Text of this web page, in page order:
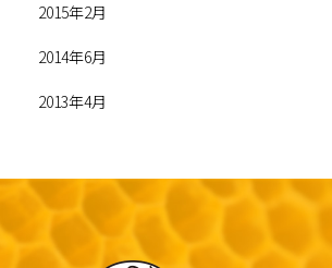
2015年2月
2014年6月
2013年4月